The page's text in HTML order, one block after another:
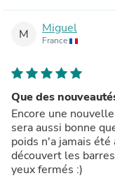
M Miguel
France
Que des
Encore une
sera aussi bonne
poids n'a jamais
découvert les
yeux fermés :)